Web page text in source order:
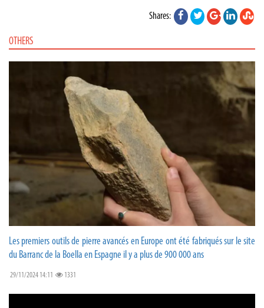
Shares:
OTHERS
Les premiers outils de pierre avancés en Europe ont été fabriqués sur le site
du Barranc de la Boella en Espagne il y a plus de 900 000 ans
29/11/2024 14:11 1331